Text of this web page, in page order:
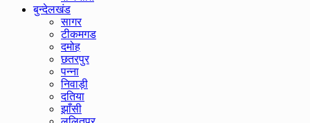
बुन्देलखंड
सागर
टीकमगड
दमोह
छतरपुर
पन्ना
निवाड़ी
दतिया
झाँसी